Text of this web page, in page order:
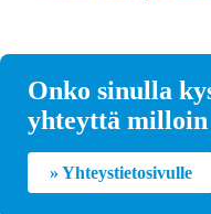
Onko sinulla
yhteyttä milloin
» Yhteystietosivulle